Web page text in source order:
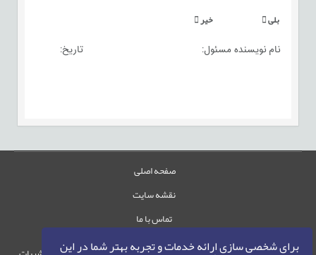
برای شخصی سازی ارائه خدمات و تجربه بهتر شما در این
بلی خیر
نام نویسنده مسئول:
صفحه اصلی
نقشه سایت
تماس با ما